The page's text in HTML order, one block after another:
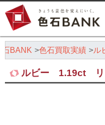
石BANK 色石買取実績 ル
ルビー 1.19ct リ